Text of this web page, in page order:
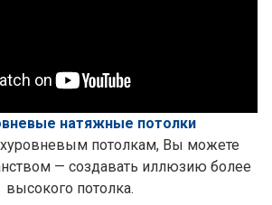
натяжные потолки
потолкам, Вы можете
— создавать иллюзию более
высокого потолка.